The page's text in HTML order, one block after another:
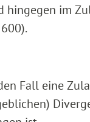
hingegen im
Fall eine